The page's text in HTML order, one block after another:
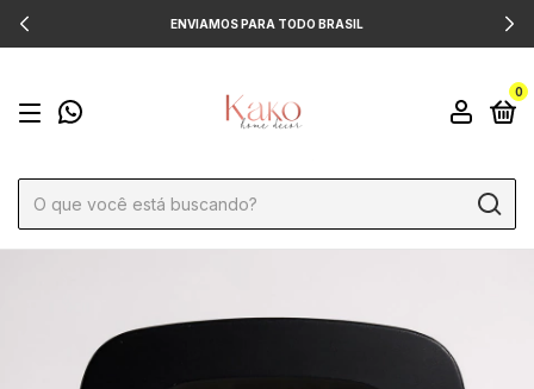
ENVIAMOS PARA TODO BRASIL
0